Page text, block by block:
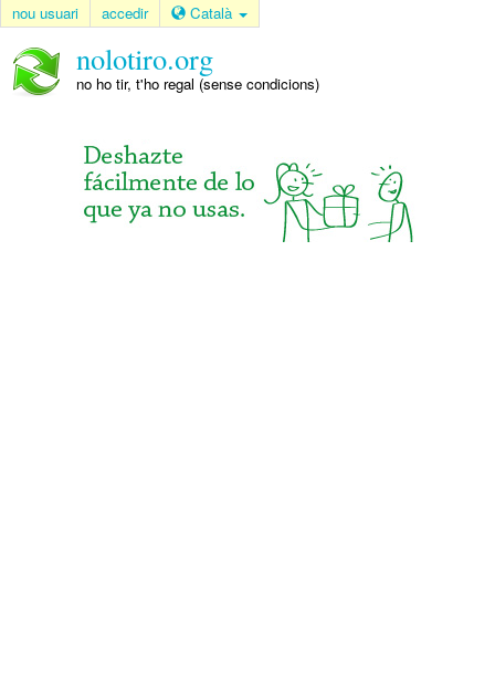
nou usuari accedir Català
nolotiro.org
no ho tir, t'ho regal (sense condicions)